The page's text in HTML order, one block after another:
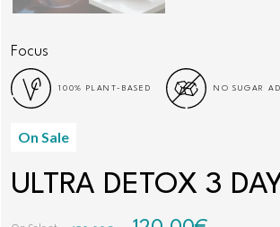
Focus
100% PLANT-BASED NO SUGAR
On Sale
ULTRA DETOX 3